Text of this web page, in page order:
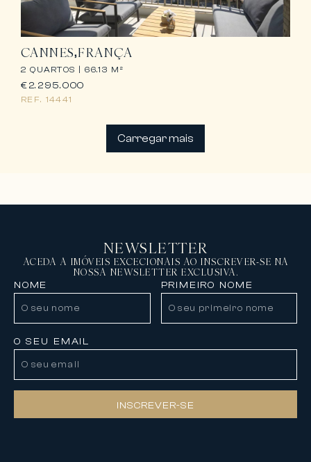
CANNES FRANÇA
2 QUARTOS |66.13 M²
REF. 14441
€2.295.000
Carregar mais
NEWSLETTER
ACEDA A IMÓVEIS EXCECIONAIS AO INSCREVER-SE NA
NOSSA NEWSLETTER EXCLUSIVA.
NOME PRIMEIRO NOME
O SEU EMAIL
INSCREVER-SE